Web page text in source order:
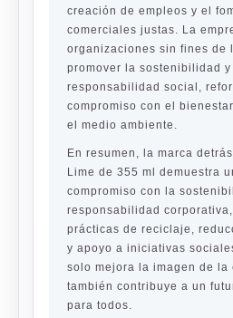
creación de empleos y el
comerciales justas. La
organizaciones sin fines de
promover la sostenibilidad y
responsabilidad social,
compromiso con el
el medio ambiente.
En resumen, la marca
Lime de 355 ml demuestra
compromiso con la
responsabilidad
prácticas de reciclaje,
y apoyo a iniciativas
solo mejora la imagen de la
también contribuye a un
para todos.